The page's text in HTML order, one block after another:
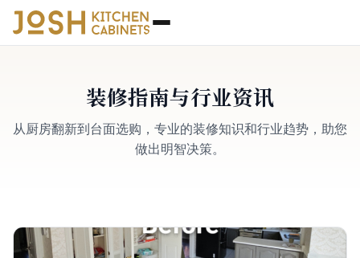
装修指南与行业资讯
从厨房翻新到台面选购，专业的装修知识和行业趋势，助您
做出明智决策。